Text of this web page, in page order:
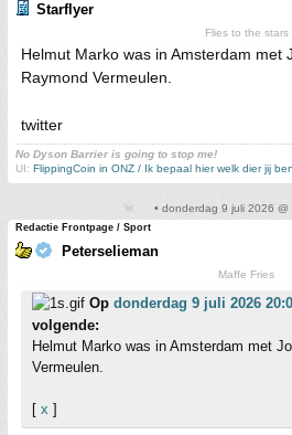
Starflyer
Flies to the stars
Helmut Marko was in Amsterdam met
Raymond Vermeulen.
twitter
No Dyson Barrier is going to stop me!
UI: FlippingCoin in ONZ / Ik bepaal hier welk dier jij
• donderdag 9 juli 2026 @
Redactie Frontpage / Sport
Peterselieman
Maffe Fries
Op donderdag 9 juli 2026
volgende:
Helmut Marko was in Amsterdam met
Vermeulen.
[ x ]